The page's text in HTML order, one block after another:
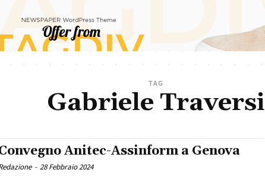
TAG
Gabriele Traversi
Anitec-Assinform a Genova
- 28 Febbraio 2024